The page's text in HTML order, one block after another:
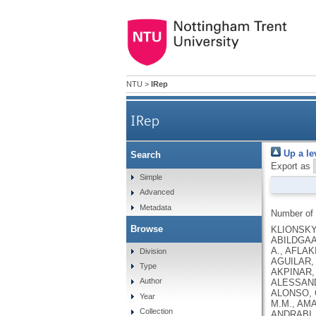
NTU > IRep
IRep
Up a
Export as
Number
KLIONSKY, D.J., ABDEL-AZIZ, A.K., ABDELFATAH, S., ABDELLATIF, M., ABDOLI, A., ABEL, S., ABELIOVICH, H., ABILDGAARD, M.H., ABUDU, Y.P., ACEVEDO-AROZENA, A., ADAMOPOULOS, I.E., ADELI, K., ADOLPH, T.E., ADORNETTO, A., AFLAKI, E., AGAM, G., AGARWAL, A., AGGARWAL, B.B., AGNELLO, M., AGOSTINIS, P., AGREWALA, J.N., AGROTIS, A., AGUILAR, P.V., AHMAD, S. .T., AHMED, Z.M., AHUMADA-CASTRO, U., AITS, S., AIZAWA, S., AKKOC, Y., AKOUMIANAKI, T., AKPINAR, H.A., AL-ABD, A.M., AL-AKRA, L., AL-GHARAIBEH, A., ALAOUI-JAMALI, M.A., ALBERTI, S., ALCOCER-GÓMEZ, E., ALESSANDRI, C., ALI, M., ALIM AL-BARI, M. .A., ALIWAINI, S., ALIZADEH, J., ALMACELLAS, E., ALMASAN, A., ALONSO, A., ALONSO, G.D., ALTAN-BONNET, N., ALTIERI, D.C., ÁLVAREZ, É.M. .C., ALVES, S., ALVES DA COSTA, C., ALZAHARNA, M.M., AMADIO, M., AMANTINI, C., AMARAL, C., AMBROSIO, S., AMER, A.O., AMMANATHAN, V., AN, Z., ANDERSEN, S.U.,
Search
Simple
Advanced
Metadata
Browse
Division
Type
Author
Year
Collection